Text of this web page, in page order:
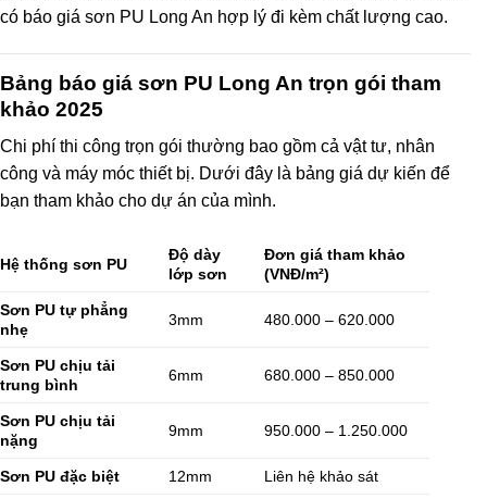
có báo giá sơn PU Long An hợp lý đi kèm chất lượng cao.
Bảng báo giá sơn PU Long An trọn gói tham
khảo 2025
Chi phí thi công trọn gói thường bao gồm cả vật tư, nhân
công và máy móc thiết bị. Dưới đây là bảng giá dự kiến để
bạn tham khảo cho dự án của mình.
Hệ thống sơn PU
Độ dày
lớp sơn
Đơn giá tham khảo
(VNĐ/m²)
Sơn PU tự phẳng
nhẹ
3mm 480.000 – 620.000
Sơn PU chịu tải
trung bình
6mm 680.000 – 850.000
Sơn PU chịu tải
nặng
9mm 950.000 – 1.250.000
Sơn PU đặc biệt 12mm Liên hệ khảo sát